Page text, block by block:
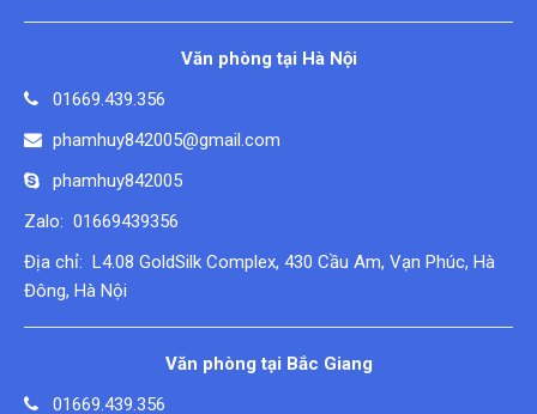
Văn phòng tại Hà Nội
01669.439.356
phamhuy842005@gmail.com
phamhuy842005
Zalo: 01669439356
Địa chỉ: L4.08 GoldSilk Complex, 430 Cầu Am, Vạn Phúc, Hà
Đông, Hà Nội
Văn phòng tại Bắc Giang
01669.439.356